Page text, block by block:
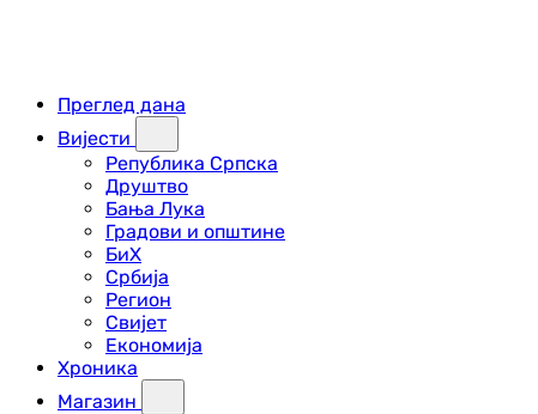
Преглед дана
Вијести
Република Српска
Друштво
Бања Лука
Градови и општине
БиХ
Србија
Регион
Свијет
Економија
Хроника
Магазин